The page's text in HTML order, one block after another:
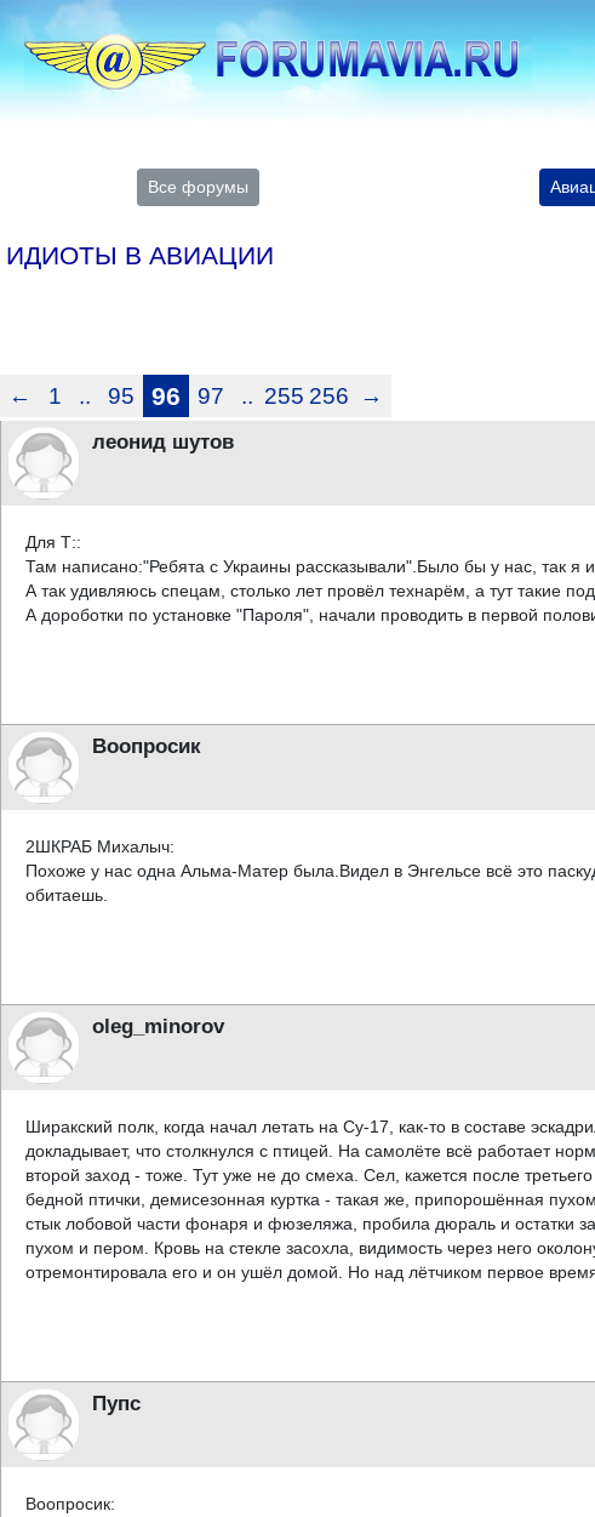
Все форумы
ИДИОТЫ В АВИАЦИИ
← 1 .. 95 96 97 .. 255 256 →
леонид шутов
Для Т::
Там написано:"Ребята с Украины рассказывали".Было бы у нас, так
А так удивляюсь спецам, столько лет провёл технарём, а тут такие
А дороботки по установке "Пароля", начали проводить в первой
Воопросик
2ШКРАБ Михалыч:
Похоже у нас одна Альма-Матер была.Видел в Энгельсе всё это
обитаешь.
oleg_minorov
Ширакский полк, когда начал летать на Су-17, как-то в составе
докладывает, что столкнулся с птицей. На самолёте всё работает
второй заход - тоже. Тут уже не до смеха. Сел, кажется после
бедной птички, демисезонная куртка - такая же, припорошённая
стык лобовой части фонаря и фюзеляжа, пробила дюраль и остатки
пухом и пером. Кровь на стекле засохла, видимость через него
отремонтировала его и он ушёл домой. Но над лётчиком первое
Пупс
Воопросик: